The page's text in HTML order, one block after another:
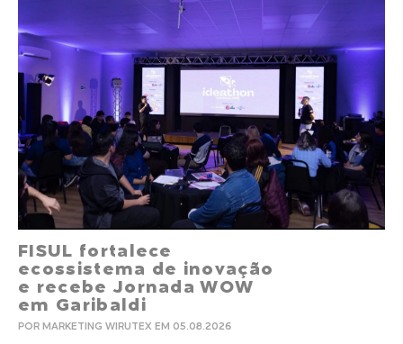
FISUL fortalece
ecossistema de inovação
e recebe Jornada WOW
em Garibaldi
POR MARKETING WIRUTEX EM 05.08.2026